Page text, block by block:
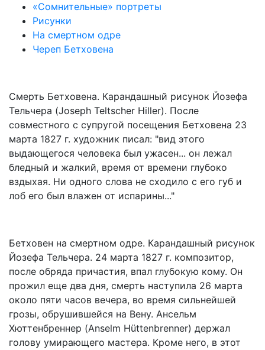
«Сомнительные» портреты
Рисунки
На смертном одре
Череп Бетховена
Смерть Бетховена. Карандашный рисунок Йозефа
Тельчера (Joseph Teltscher Hiller). После
совместного с супругой посещения Бетховена 23
марта 1827 г. художник писал: "вид этого
выдающегося человека был ужасен... он лежал
бледный и жалкий, время от времени глубоко
вздыхая. Ни одного слова не сходило с его губ и
лоб его был влажен от испарины..."
Бетховен на смертном одре. Карандашный рисунок
Йозефа Тельчера. 24 марта 1827 г. композитор,
после обряда причастия, впал глубокую кому. Он
прожил еще два дня, смерть наступила 26 марта
около пяти часов вечера, во время сильнейшей
грозы, обрушившейся на Вену. Ансельм
Хюттенбреннер (Anselm Hüttenbrenner) держал
голову умирающего мастера. Кроме него, в этот